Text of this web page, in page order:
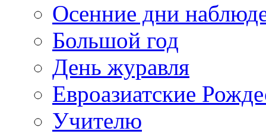
Осенние дни
Большой год
День журавля
Евроазиатские
Учителю